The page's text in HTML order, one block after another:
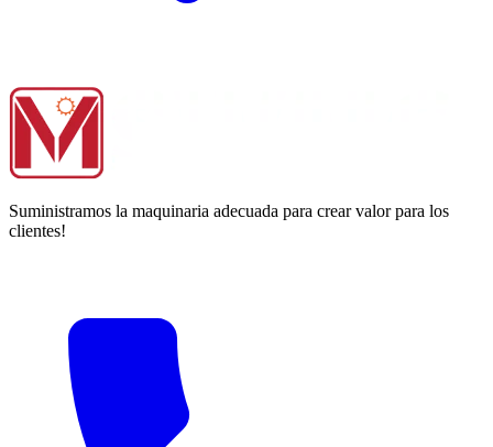
Suministramos la maquinaria adecuada para crear valor para los
clientes!